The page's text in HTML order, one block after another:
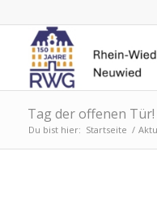
Tag der offenen Tür!
Du bist hier: Startseite /